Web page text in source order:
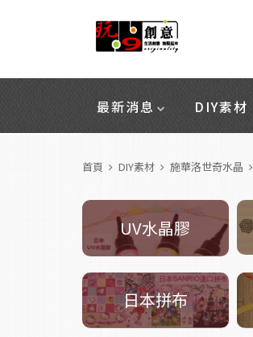
最新消息 DIY素材
首頁 DIY素材 施華洛世奇水晶
UV水晶膠
日本拼布